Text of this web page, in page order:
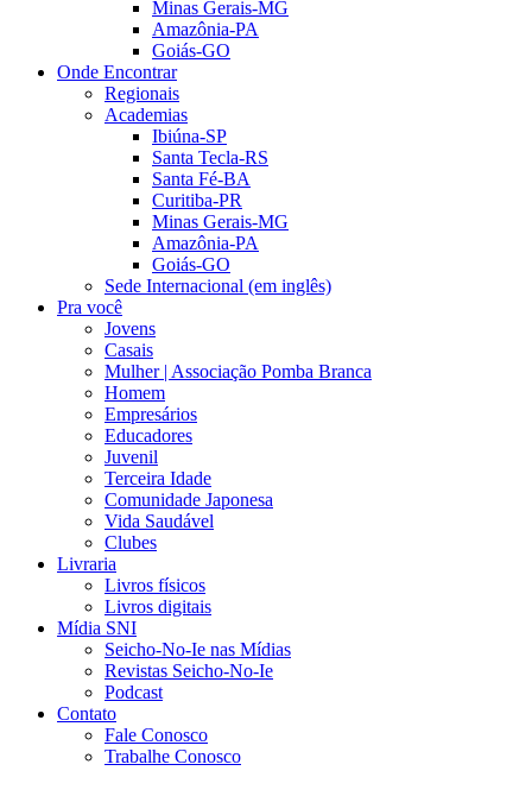
Minas Gerais-MG
Amazônia-PA
Goiás-GO
Onde Encontrar
Regionais
Academias
Ibiúna-SP
Santa Tecla-RS
Santa Fé-BA
Curitiba-PR
Minas Gerais-MG
Amazônia-PA
Goiás-GO
Sede Internacional (em inglês)
Pra você
Jovens
Casais
Mulher | Associação Pomba Branca
Homem
Empresários
Educadores
Juvenil
Terceira Idade
Comunidade Japonesa
Vida Saudável
Clubes
Livraria
Livros físicos
Livros digitais
Mídia SNI
Seicho-No-Ie nas Mídias
Revistas Seicho-No-Ie
Podcast
Contato
Fale Conosco
Trabalhe Conosco